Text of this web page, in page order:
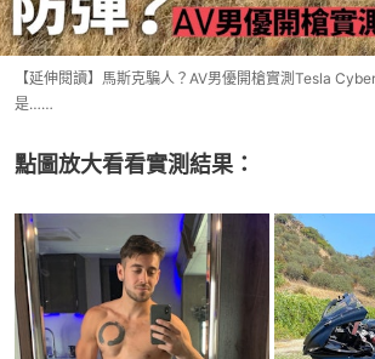
【延伸閱讀】馬斯克騙人？AV男優開槍實測Tesla
是……
點圖放大看看實測結果：